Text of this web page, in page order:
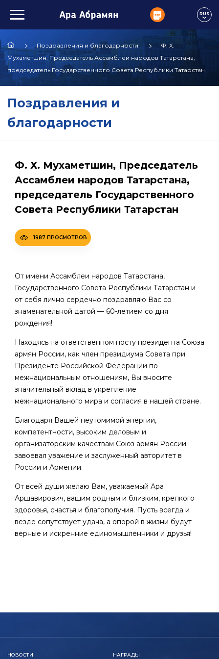
RUS
Поздравления и благодарности
Ф. Х.
Мухаметшин, Председатель Ассамблеи народов Татарстана,
председатель Государственного Совета Республики Татарстан
Поздравления и
благодарности
Ф. Х. Мухаметшин, Председатель
Ассамблеи народов Татарстана,
председатель Государственного
Совета Республики Татарстан
1987 ПРОСМОТРОВ
От имени Ассамблеи народов Татарстана,
Государственного Совета Республики Татарстан и
от себя лично сердечно поздравляю Вас со
знаменательной датой — 60-летием со дня
рождения!
Находясь на ответственном посту президента Союза
армян России, как член президиума Совета при
Президенте Российской Федерации по
межнациональным отношениям, Вы вносите
значительный вклад в укрепление
межнационального мира и согласия в нашей стране.
Благодаря Вашей неутомимой энергии,
компетентности, высоким деловым и
организаторским качествам Союз армян России
завоевал уважение и заслуженный авторитет в
России и Армении.
От всей души желаю Вам, уважаемый Ара
Аршавирович, вашим родным и близким, крепкого
здоровья, счастья и благополучия. Пусть всегда и
везде сопутствует удача, а опорой в жизни будут
верные и искренние единомышленники и друзья!
НОВОСТИ НАГРАДЫ